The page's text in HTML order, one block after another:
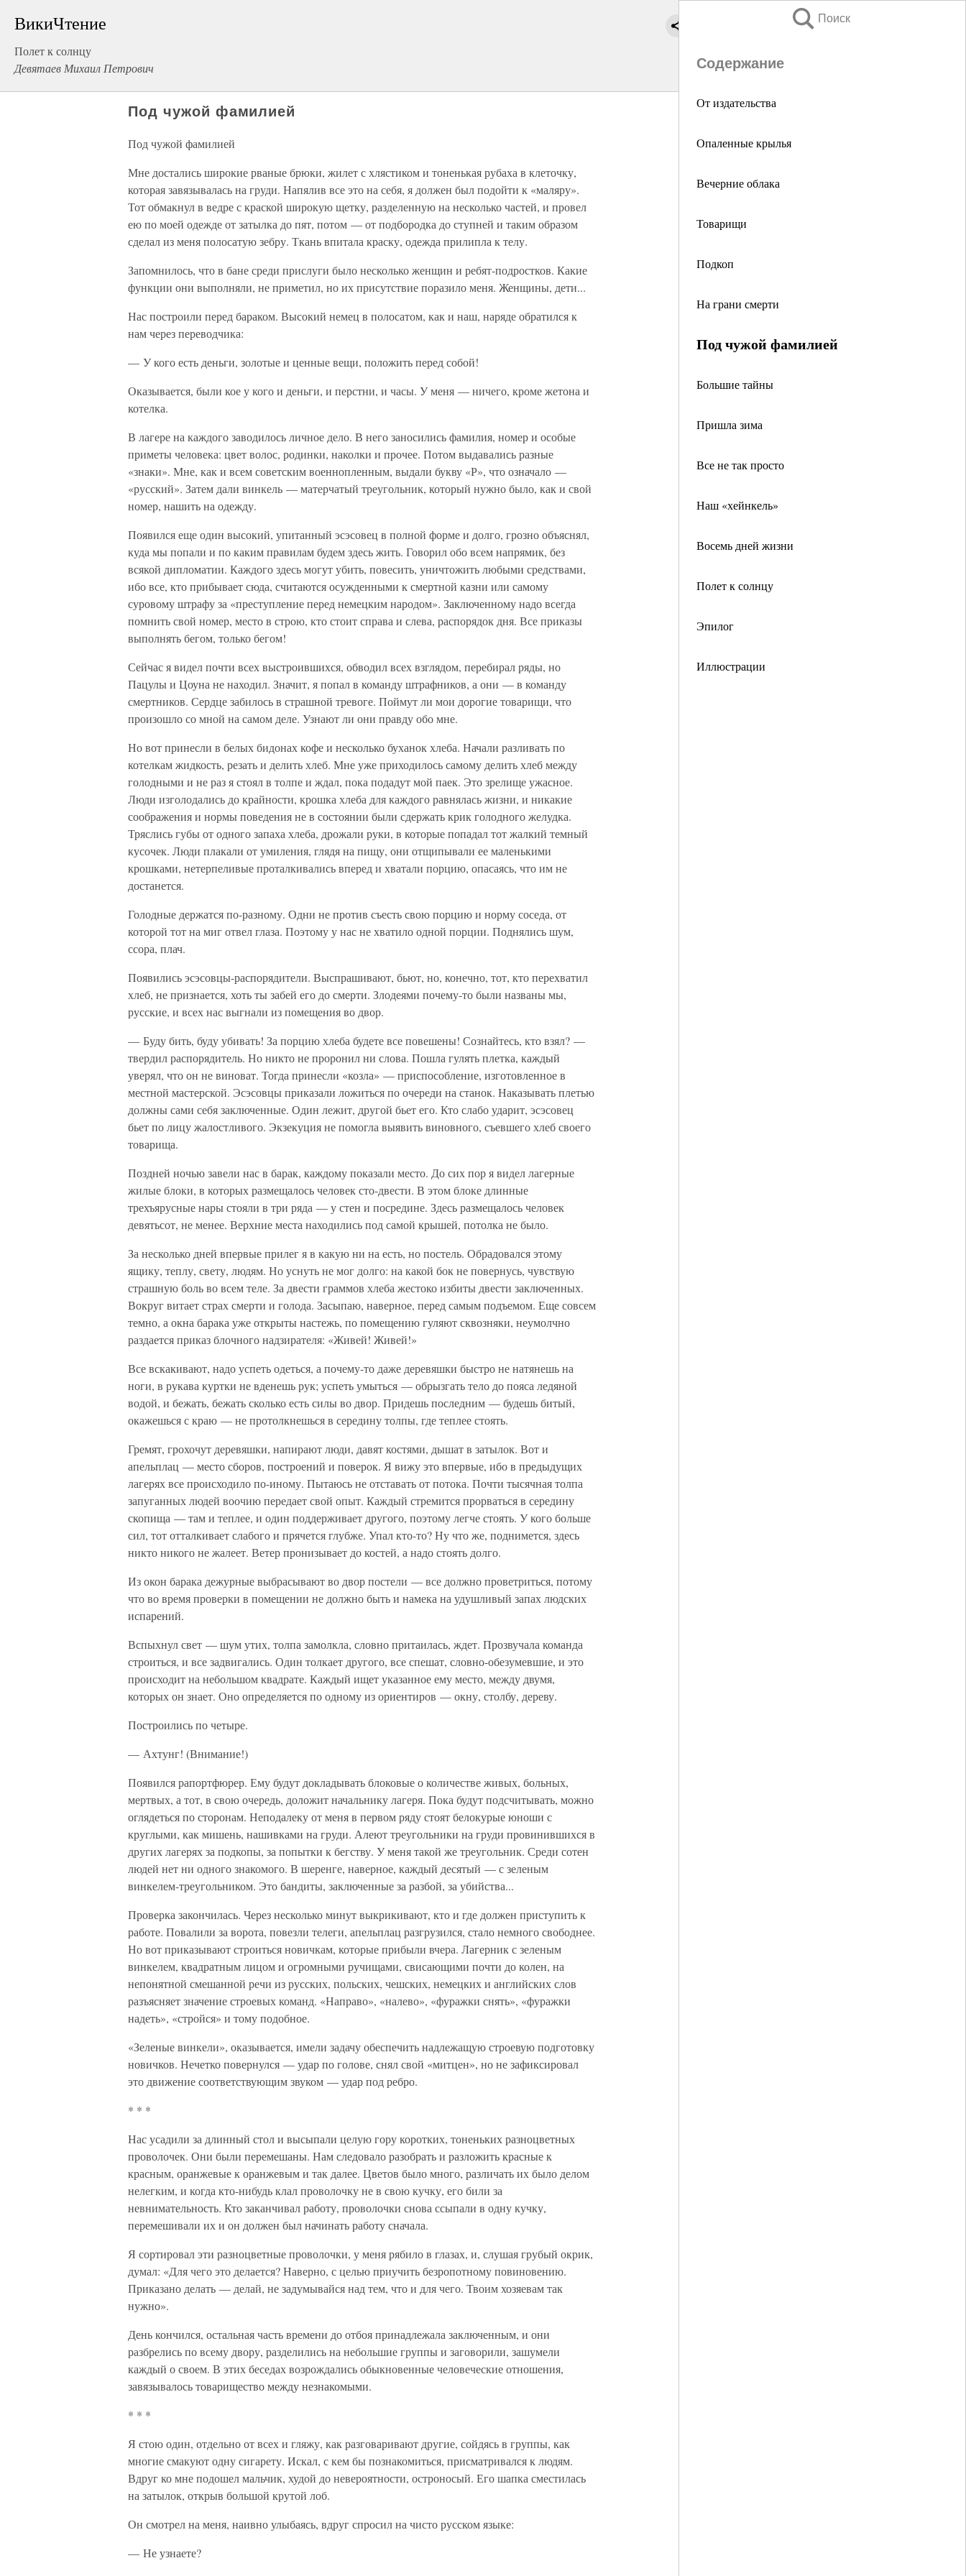
ВикиЧтение
Полет к солнцу
Девятаев Михаил Петрович
Поиск
Содержание
От издательства
Опаленные крылья
Вечерние облака
Товарищи
Подкоп
На грани смерти
Под чужой фамилией
Большие тайны
Пришла зима
Все не так просто
Наш «хейнкель»
Восемь дней жизни
Полет к солнцу
Эпилог
Иллюстрации
Под чужой фамилией
Под чужой фамилией
Мне достались широкие рваные брюки, жилет с хлястиком и тоненькая рубаха в клеточку,
которая завязывалась на груди. Напялив все это на себя, я должен был подойти к «маляру».
Тот обмакнул в ведре с краской широкую щетку, разделенную на несколько частей, и провел
ею по моей одежде от затылка до пят, потом — от подбородка до ступней и таким образом
сделал из меня полосатую зебру. Ткань впитала краску, одежда прилипла к телу.
Запомнилось, что в бане среди прислуги было несколько женщин и ребят-подростков. Какие
функции они выполняли, не приметил, но их присутствие поразило меня. Женщины, дети...
Нас построили перед бараком. Высокий немец в полосатом, как и наш, наряде обратился к
нам через переводчика:
— У кого есть деньги, золотые и ценные вещи, положить перед собой!
Оказывается, были кое у кого и деньги, и перстни, и часы. У меня — ничего, кроме жетона и
котелка.
В лагере на каждого заводилось личное дело. В него заносились фамилия, номер и особые
приметы человека: цвет волос, родинки, наколки и прочее. Потом выдавались разные
«знаки». Мне, как и всем советским военнопленным, выдали букву «Р», что означало —
«русский». Затем дали винкель — матерчатый треугольник, который нужно было, как и свой
номер, нашить на одежду.
Появился еще один высокий, упитанный эсэсовец в полной форме и долго, грозно объяснял,
куда мы попали и по каким правилам будем здесь жить. Говорил обо всем напрямик, без
всякой дипломатии. Каждого здесь могут убить, повесить, уничтожить любыми средствами,
ибо все, кто прибывает сюда, считаются осужденными к смертной казни или самому
суровому штрафу за «преступление перед немецким народом». Заключенному надо всегда
помнить свой номер, место в строю, кто стоит справа и слева, распорядок дня. Все приказы
выполнять бегом, только бегом!
Сейчас я видел почти всех выстроившихся, обводил всех взглядом, перебирал ряды, но
Пацулы и Цоуна не находил. Значит, я попал в команду штрафников, а они — в команду
смертников. Сердце забилось в страшной тревоге. Поймут ли мои дорогие товарищи, что
произошло со мной на самом деле. Узнают ли они правду обо мне.
Но вот принесли в белых бидонах кофе и несколько буханок хлеба. Начали разливать по
котелкам жидкость, резать и делить хлеб. Мне уже приходилось самому делить хлеб между
голодными и не раз я стоял в толпе и ждал, пока подадут мой паек. Это зрелище ужасное.
Люди изголодались до крайности, крошка хлеба для каждого равнялась жизни, и никакие
соображения и нормы поведения не в состоянии были сдержать крик голодного желудка.
Тряслись губы от одного запаха хлеба, дрожали руки, в которые попадал тот жалкий темный
кусочек. Люди плакали от умиления, глядя на пищу, они отщипывали ее маленькими
крошками, нетерпеливые проталкивались вперед и хватали порцию, опасаясь, что им не
достанется.
Голодные держатся по-разному. Одни не против съесть свою порцию и норму соседа, от
которой тот на миг отвел глаза. Поэтому у нас не хватило одной порции. Поднялись шум,
ссора, плач.
Появились эсэсовцы-распорядители. Выспрашивают, бьют, но, конечно, тот, кто перехватил
хлеб, не признается, хоть ты забей его до смерти. Злодеями почему-то были названы мы,
русские, и всех нас выгнали из помещения во двор.
— Буду бить, буду убивать! За порцию хлеба будете все повешены! Сознайтесь, кто взял? —
твердил распорядитель. Но никто не проронил ни слова. Пошла гулять плетка, каждый
уверял, что он не виноват. Тогда принесли «козла» — приспособление, изготовленное в
местной мастерской. Эсэсовцы приказали ложиться по очереди на станок. Наказывать плетью
должны сами себя заключенные. Один лежит, другой бьет его. Кто слабо ударит, эсэсовец
бьет по лицу жалостливого. Экзекуция не помогла выявить виновного, съевшего хлеб своего
товарища.
Поздней ночью завели нас в барак, каждому показали место. До сих пор я видел лагерные
жилые блоки, в которых размещалось человек сто-двести. В этом блоке длинные
трехъярусные нары стояли в три ряда — у стен и посредине. Здесь размещалось человек
девятьсот, не менее. Верхние места находились под самой крышей, потолка не было.
За несколько дней впервые прилег я в какую ни на есть, но постель. Обрадовался этому
ящику, теплу, свету, людям. Но уснуть не мог долго: на какой бок не повернусь, чувствую
страшную боль во всем теле. За двести граммов хлеба жестоко избиты двести заключенных.
Вокруг витает страх смерти и голода. Засыпаю, наверное, перед самым подъемом. Еще совсем
темно, а окна барака уже открыты настежь, по помещению гуляют сквозняки, неумолчно
раздается приказ блочного надзирателя: «Живей! Живей!»
Все вскакивают, надо успеть одеться, а почему-то даже деревяшки быстро не натянешь на
ноги, в рукава куртки не вденешь рук; успеть умыться — обрызгать тело до пояса ледяной
водой, и бежать, бежать сколько есть силы во двор. Придешь последним — будешь битый,
окажешься с краю — не протолкнешься в середину толпы, где теплее стоять.
Гремят, грохочут деревяшки, напирают люди, давят костями, дышат в затылок. Вот и
апельплац — место сборов, построений и поверок. Я вижу это впервые, ибо в предыдущих
лагерях все происходило по-иному. Пытаюсь не отставать от потока. Почти тысячная толпа
запуганных людей воочию передает свой опыт. Каждый стремится прорваться в середину
скопища — там и теплее, и один поддерживает другого, поэтому легче стоять. У кого больше
сил, тот отталкивает слабого и прячется глубже. Упал кто-то? Ну что же, поднимется, здесь
никто никого не жалеет. Ветер пронизывает до костей, а надо стоять долго.
Из окон барака дежурные выбрасывают во двор постели — все должно проветриться, потому
что во время проверки в помещении не должно быть и намека на удушливый запах людских
испарений.
Вспыхнул свет — шум утих, толпа замолкла, словно притаилась, ждет. Прозвучала команда
строиться, и все задвигались. Один толкает другого, все спешат, словно-обезумевшие, и это
происходит на небольшом квадрате. Каждый ищет указанное ему место, между двумя,
которых он знает. Оно определяется по одному из ориентиров — окну, столбу, дереву.
Построились по четыре.
— Ахтунг! (Внимание!)
Появился рапортфюрер. Ему будут докладывать блоковые о количестве живых, больных,
мертвых, а тот, в свою очередь, доложит начальнику лагеря. Пока будут подсчитывать, можно
оглядеться по сторонам. Неподалеку от меня в первом ряду стоят белокурые юноши с
круглыми, как мишень, нашивками на груди. Алеют треугольники на груди провинившихся в
других лагерях за подкопы, за попытки к бегству. У меня такой же треугольник. Среди сотен
людей нет ни одного знакомого. В шеренге, наверное, каждый десятый — с зеленым
винкелем-треугольником. Это бандиты, заключенные за разбой, за убийства...
Проверка закончилась. Через несколько минут выкрикивают, кто и где должен приступить к
работе. Повалили за ворота, повезли телеги, апельплац разгрузился, стало немного свободнее.
Но вот приказывают строиться новичкам, которые прибыли вчера. Лагерник с зеленым
винкелем, квадратным лицом и огромными ручищами, свисающими почти до колен, на
непонятной смешанной речи из русских, польских, чешских, немецких и английских слов
разъясняет значение строевых команд. «Направо», «налево», «фуражки снять», «фуражки
надеть», «стройся» и тому подобное.
«Зеленые винкели», оказывается, имели задачу обеспечить надлежащую строевую подготовку
новичков. Нечетко повернулся — удар по голове, снял свой «митцен», но не зафиксировал
это движение соответствующим звуком — удар под ребро.
* * *
Нас усадили за длинный стол и высыпали целую гору коротких, тоненьких разноцветных
проволочек. Они были перемешаны. Нам следовало разобрать и разложить красные к
красным, оранжевые к оранжевым и так далее. Цветов было много, различать их было делом
нелегким, и когда кто-нибудь клал проволочку не в свою кучку, его били за
невнимательность. Кто заканчивал работу, проволочки снова ссыпали в одну кучку,
перемешивали их и он должен был начинать работу сначала.
Я сортировал эти разноцветные проволочки, у меня рябило в глазах, и, слушая грубый окрик,
думал: «Для чего это делается? Наверно, с целью приучить безропотному повиновению.
Приказано делать — делай, не задумывайся над тем, что и для чего. Твоим хозяевам так
нужно».
День кончился, остальная часть времени до отбоя принадлежала заключенным, и они
разбрелись по всему двору, разделились на небольшие группы и заговорили, зашумели
каждый о своем. В этих беседах возрождались обыкновенные человеческие отношения,
завязывалось товарищество между незнакомыми.
* * *
Я стою один, отдельно от всех и гляжу, как разговаривают другие, сойдясь в группы, как
многие смакуют одну сигарету. Искал, с кем бы познакомиться, присматривался к людям.
Вдруг ко мне подошел мальчик, худой до невероятности, остроносый. Его шапка сместилась
на затылок, открыв большой крутой лоб.
Он смотрел на меня, наивно улыбаясь, вдруг спросил на чисто русском языке:
— Не узнаете?